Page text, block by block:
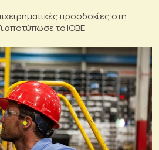
προσδοκίες στη
αποτύπωσε το ΙΟΒΕ